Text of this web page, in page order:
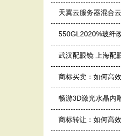
天翼云服务器混合
550GL2020%玻纤
武汉配眼镜 上海配
商标买卖：如何高
畅游3D激光水晶内
商标转让：如何高